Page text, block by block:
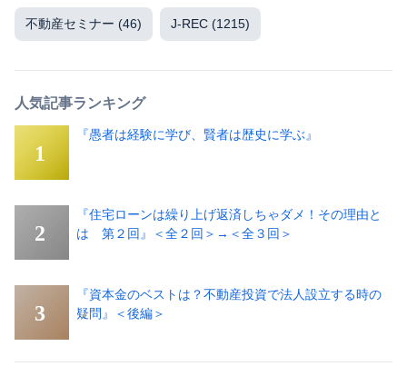
不動産セミナー (46) J-REC (1215)
人気記事ランキング
『愚者は経験に学び、賢者は歴史に学ぶ』
『住宅ローンは繰り上げ返済しちゃダメ！その理由と
は 第２回』＜全２回＞→＜全３回＞
『資本金のベストは？不動産投資で法人設立する時の
疑問』＜後編＞